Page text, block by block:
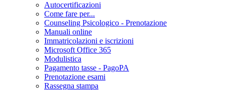
Autocertificazioni
Come fare per...
Counseling Psicologico - Prenotazione
Manuali online
Immatricolazioni e iscrizioni
Microsoft Office 365
Modulistica
Pagamento tasse - PagoPA
Prenotazione esami
Rassegna stampa